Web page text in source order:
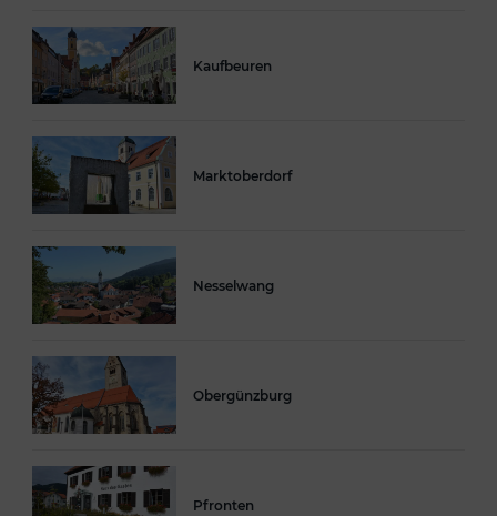
Kaufbeuren
Marktoberdorf
Nesselwang
Obergünzburg
Pfronten